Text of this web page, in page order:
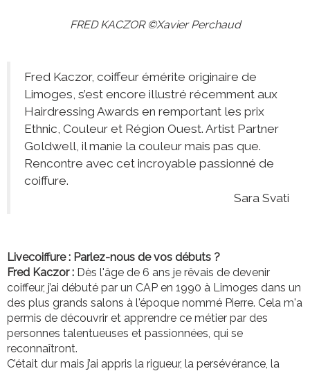
FRED KACZOR ©Xavier Perchaud
Fred Kaczor, coiffeur émérite originaire de
Limoges, s’est encore illustré récemment aux
Hairdressing Awards en remportant les prix
Ethnic, Couleur et Région Ouest. Artist Partner
Goldwell, il manie la couleur mais pas que.
Rencontre avec cet incroyable passionné de
coiffure.
Sara Svati
Livecoiffure : Parlez-nous de vos débuts ?
Fred Kaczor : Dès l'âge de 6 ans je rêvais de devenir
coiffeur, j’ai débuté par un CAP en 1990 à Limoges dans un
des plus grands salons à l'époque nommé Pierre. Cela m'a
permis de découvrir et apprendre ce métier par des
personnes talentueuses et passionnées, qui se
reconnaîtront.
C’était dur mais j’ai appris la rigueur, la persévérance, la